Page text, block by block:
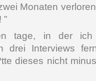
Monaten
”
tage, in der ich
drei Interviews
dieses nicht